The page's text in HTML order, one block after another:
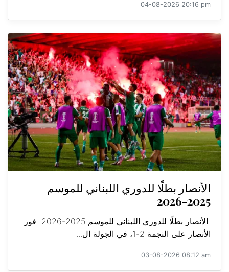
04-08-2026 20:16 pm
الأنصار بطلًا للدوري اللبناني للموسم
2025-2026
الأنصار بطلًا للدوري اللبناني للموسم 2025-2026 فوز
الأنصار على النجمة 2-1، في الجولة ال...
03-08-2026 08:12 am